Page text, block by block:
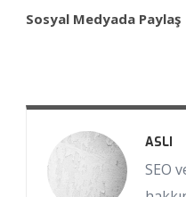
Sosyal Medyada Paylaş
ASLI
SEO